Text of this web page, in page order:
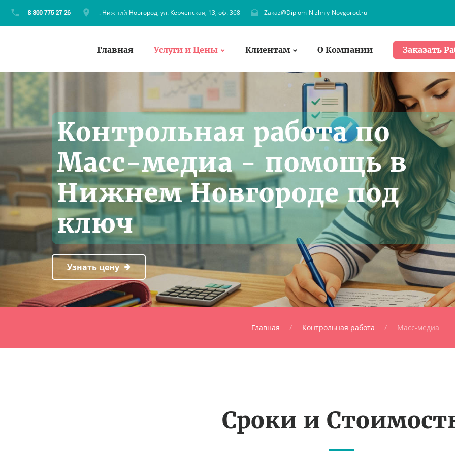
г. Нижний Новгород, ул. Керченская, 13, оф. 368 Zakaz@Diplom-Nizhniy-Novgorod.ru
Главная Услуги и Цены Клиентам О Компании Заказать
Контрольная работа по
Масс-медиа - помощь в
Нижнем Новгороде под
ключ
Узнать цену
Главная Контрольная работа Масс-медиа
Сроки и